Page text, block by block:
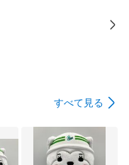
すべて見る